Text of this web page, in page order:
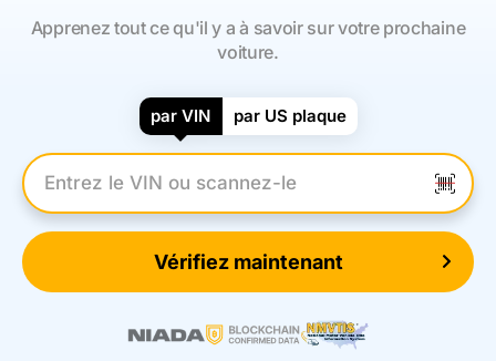
Apprenez tout ce qu'il y a à savoir sur votre prochaine
voiture.
par VIN par US plaque
Entrez le numéro VIN
Vérifiez maintenant